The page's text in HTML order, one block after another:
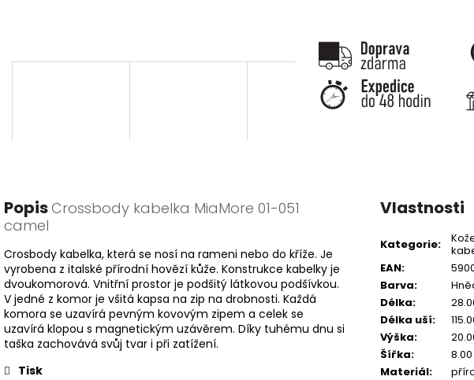
PopisCrossbody kabelka MiaMore 01-051
camel
Crosbody kabelka, která se nosí na rameni nebo do kříže. Je
vyrobena z italské přírodní hovězí kůže. Konstrukce kabelky je
dvoukomorová. Vnitřní prostor je podšitý látkovou podšívkou.
V jedné z komor je všitá kapsa na zip na drobnosti. Každá
komora se uzavírá pevným kovovým zipem a celek se
uzavírá klopou s magnetickým uzávěrem. Díky tuhému dnu si
taška zachovává svůj tvar i při zatížení.
Tisk
Vlastnosti
Kategorie:
EAN:
Barva:
Délka:
Délka uší:
Výška:
Šířka:
8.00
Materiál: